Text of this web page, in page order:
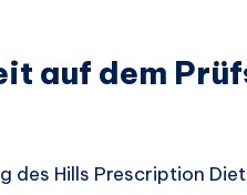
auf dem
des Hills Prescription